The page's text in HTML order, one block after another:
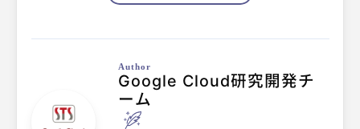
Author
Google Cloud研究開発チ
ーム